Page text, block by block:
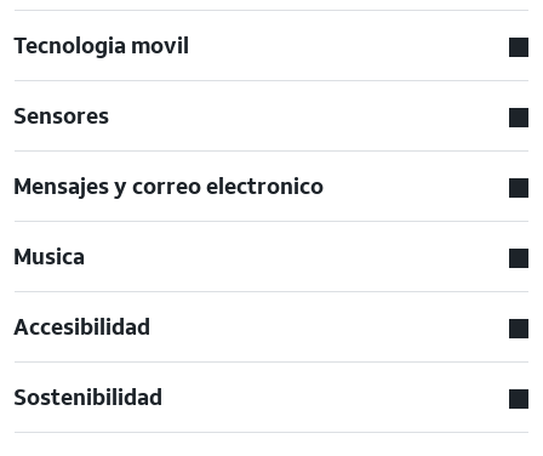
Tecnologia movil
Sensores
Mensajes y correo electronico
Musica
Accesibilidad
Sostenibilidad